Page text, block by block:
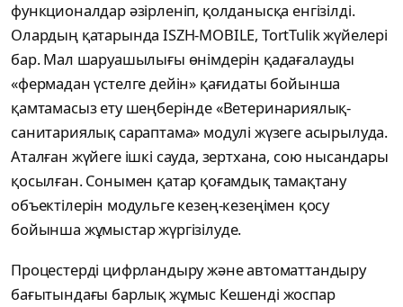
функционалдар әзірленіп, қолданысқа енгізілді.
Олардың қатарында ISZH-MOBILE, TortTulik жүйелері
бар. Мал шаруашылығы өнімдерін қадағалауды
«фермадан үстелге дейін» қағидаты бойынша
қамтамасыз ету шеңберінде «Ветеринариялық-
санитариялық сараптама» модулі жүзеге асырылуда.
Аталған жүйеге ішкі сауда, зертхана, сою нысандары
қосылған. Сонымен қатар қоғамдық тамақтану
объектілерін модульге кезең-кезеңімен қосу
бойынша жұмыстар жүргізілуде.
Процестерді цифрландыру және автоматтандыру
бағытындағы барлық жұмыс Кешенді жоспар